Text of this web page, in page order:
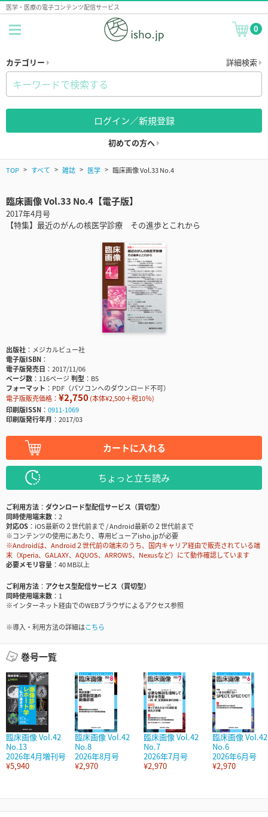
医学・医療の電子コンテンツ配信サービス
0
カテゴリー 詳細検索
ログイン／新規登録
初めての方へ
TOP すべて 雑誌 医学 臨床画像 Vol.33 No.4
臨床画像 Vol.33 No.4【電子版】
2017年4月号
【特集】最近のがんの核医学診療 その進歩とこれから
出版社
メジカルビュー社
電子版ISBN
電子版発売日
2017/11/06
ページ数
116ページ判型
B5
フォーマット
PDF（パソコンへのダウンロード不可）
電子版販売価格： ¥2,750(本体¥2,500＋税10％)
印刷版ISSN
0911-1069
印刷版発行年月
2017/03
カートに入れる
ちょっと立ち読み
ご利用方法
ダウンロード型配信サービス（買切型）
同時使用端末数
2
対応OS
iOS最新の２世代前まで / Android最新の２世代前まで
※コンテンツの使用にあたり、専用ビューアisho.jpが必要
※Androidは、Android２世代前の端末のうち、国内キャリア経由で販売されている端
末（Xperia、GALAXY、AQUOS、ARROWS、Nexusなど）にて動作確認しています
必要メモリ容量
40 MB以上
ご利用方法
アクセス型配信サービス（買切型）
同時使用端末数
1
※インターネット経由でのWEBブラウザによるアクセス参照
※導入・利用方法の詳細はこちら
巻号一覧
臨床画像 Vol.42
No.13
2026年4月増刊号
¥5,940
臨床画像 Vol.42
No.8
2026年8月号
¥2,970
臨床画像 Vol.42
No.7
2026年7月号
¥2,970
臨床画像 Vol.42
No.6
2026年6月号
¥2,970